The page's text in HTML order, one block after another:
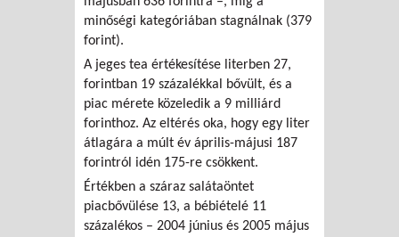
minőségi kategóriában stagnálnak (379
forint).
A jeges tea értékesítése literben 27,
forintban 19 százalékkal bővült, és a
piac mérete közeledik a 9 milliárd
forinthoz. Az eltérés oka, hogy egy liter
átlagára a múlt év április-májusi 187
forintról idén 175-re csökkent.
Értékben a száraz salátaöntet
piacbővülése 13, a bébiételé 11
százalékos – 2004 június és 2005 május